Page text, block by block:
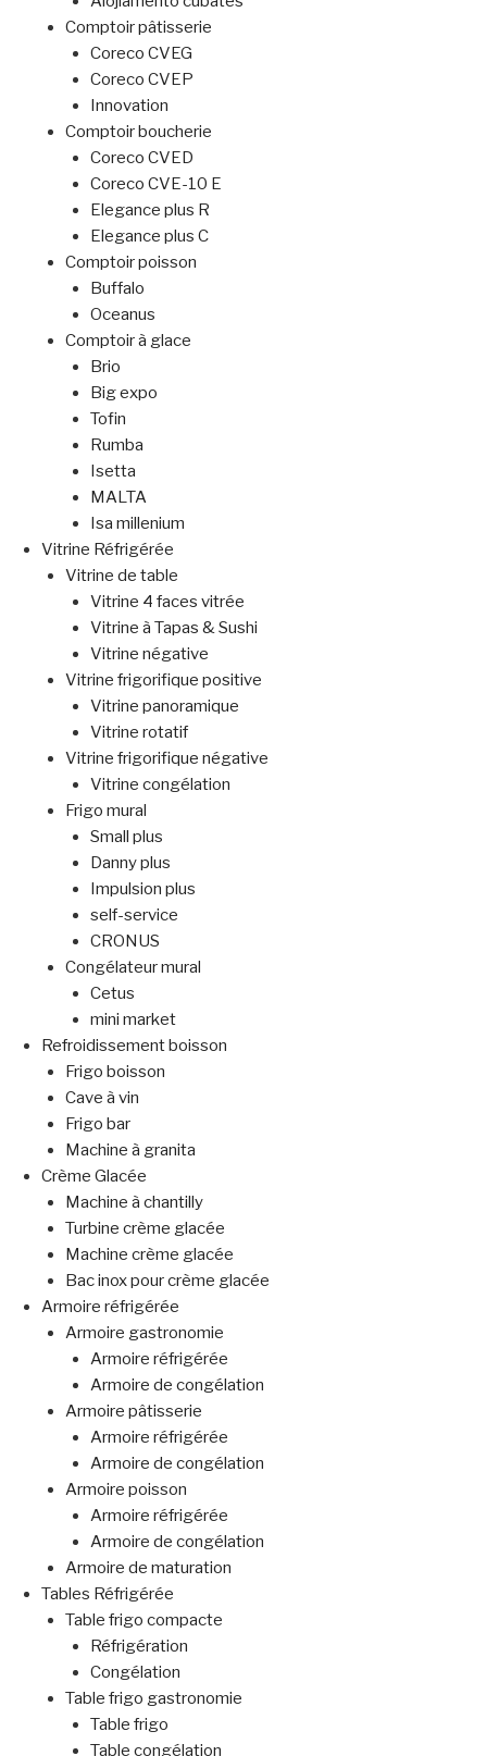
Comptoir pâtisserie
Coreco CVEG
Coreco CVEP
Innovation
Comptoir boucherie
Coreco CVED
Coreco CVE-10 E
Elegance plus R
Elegance plus C
Comptoir poisson
Buffalo
Oceanus
Comptoir à glace
Brio
Big expo
Tofin
Rumba
Isetta
MALTA
Isa millenium
Vitrine Réfrigérée
Vitrine de table
Vitrine 4 faces vitrée
Vitrine à Tapas & Sushi
Vitrine négative
Vitrine frigorifique positive
Vitrine panoramique
Vitrine rotatif
Vitrine frigorifique négative
Vitrine congélation
Frigo mural
Small plus
Danny plus
Impulsion plus
self-service
CRONUS
Congélateur mural
Cetus
mini market
Refroidissement boisson
Frigo boisson
Cave à vin
Frigo bar
Machine à granita
Crème Glacée
Machine à chantilly
Turbine crème glacée
Machine crème glacée
Bac inox pour crème glacée
Armoire réfrigérée
Armoire gastronomie
Armoire réfrigérée
Armoire de congélation
Armoire pâtisserie
Armoire réfrigérée
Armoire de congélation
Armoire poisson
Armoire réfrigérée
Armoire de congélation
Armoire de maturation
Tables Réfrigérée
Table frigo compacte
Réfrigération
Congélation
Table frigo gastronomie
Table frigo
Table congélation